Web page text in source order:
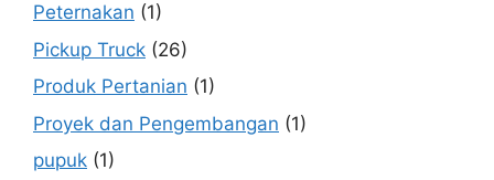
Peternakan (1)
Pickup Truck (26)
Produk Pertanian (1)
Proyek dan Pengembangan (1)
pupuk (1)